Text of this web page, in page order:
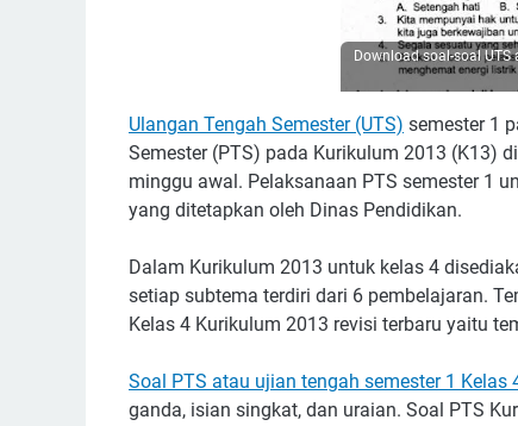
Download soal-soal
Ulangan Tengah Semester (UTS) semester 1
Semester (PTS) pada Kurikulum 2013 (K13)
minggu awal. Pelaksanaan PTS semester 1
yang ditetapkan oleh Dinas Pendidikan.
Dalam Kurikulum 2013 untuk kelas 4
setiap subtema terdiri dari 6 pembelajaran.
Kelas 4 Kurikulum 2013 revisi terbaru yaitu
Soal PTS atau ujian tengah semester 1 Kelas
ganda, isian singkat, dan uraian. Soal PTS